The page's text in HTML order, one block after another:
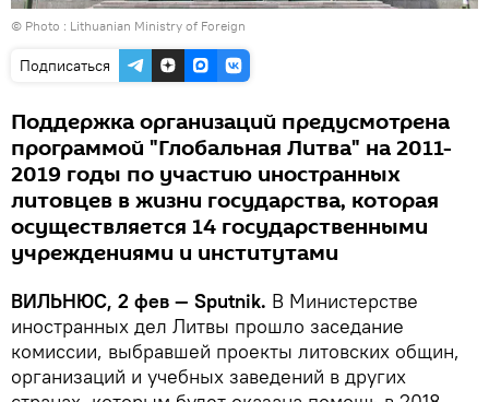
© Photo : Lithuanian Ministry of Foreign
Подписаться
Поддержка организаций предусмотрена
программой "Глобальная Литва" на 2011-
2019 годы по участию иностранных
литовцев в жизни государства, которая
осуществляется 14 государственными
учреждениями и институтами
ВИЛЬНЮС, 2 фев — Sputnik. В Министерстве
иностранных дел Литвы прошло заседание
комиссии, выбравшей проекты литовских общин,
организаций и учебных заведений в других